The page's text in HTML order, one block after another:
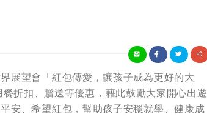
展望會「紅包傳愛，讓孩子成為更好的大
折扣、贈送等優惠，藉此鼓勵大家開心出遊
安、希望紅包，幫助孩子安穩就學、健康成